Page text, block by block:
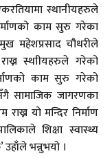
स्थानीयहरुले
काम सुरु गरेका
महेशप्रसाद चौधरीले
स्थाीयहरुले गरेको
काम सुरु गरेको
सामाजिक जागरणका
यो मन्दिर निर्माण
शिक्षा स्वास्थ्य
भन्नुभयो ।